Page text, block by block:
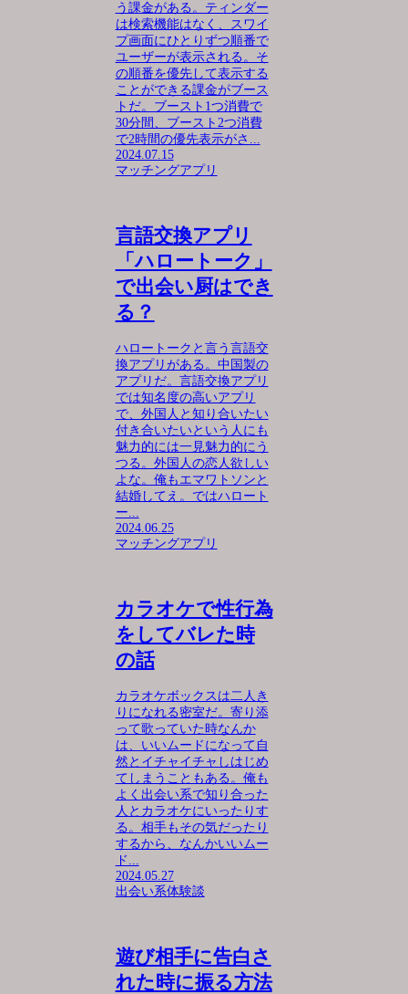
う課金がある。ティンダー
は検索機能はなく、スワイ
プ画面にひとりずつ順番で
ユーザーが表示される。そ
の順番を優先して表示する
ことができる課金がブース
トだ。ブースト1つ消費で
30分間、ブースト2つ消費
で2時間の優先表示がさ...
2024.07.15
マッチングアプリ
言語交換アプリ
「ハロートーク」
で出会い厨はでき
る？
ハロートークと言う言語交
換アプリがある。中国製の
アプリだ。言語交換アプリ
では知名度の高いアプリ
で、外国人と知り合いたい
付き合いたいという人にも
魅力的には一見魅力的にう
つる。外国人の恋人欲しい
よな。俺もエマワトソンと
結婚してえ。ではハロート
ー...
2024.06.25
マッチングアプリ
カラオケで性行為
をしてバレた時
の話
カラオケボックスは二人き
りになれる密室だ。寄り添
って歌っていた時なんか
は、いいムードになって自
然とイチャイチャしはじめ
てしまうこともある。俺も
よく出会い系で知り合った
人とカラオケにいったりす
る。相手もその気だったり
するから、なんかいいムー
ド...
2024.05.27
出会い系体験談
遊び相手に告白さ
れた時に振る方法